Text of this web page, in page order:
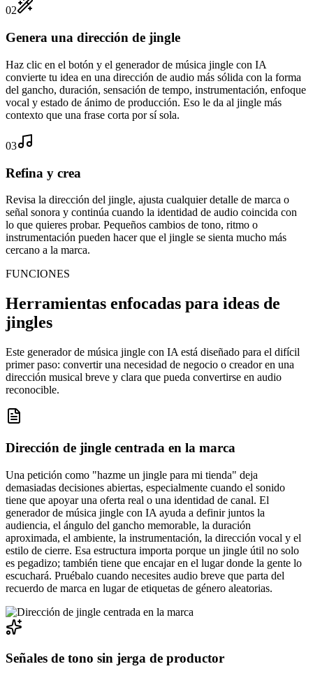
02
Genera una dirección de jingle
Haz clic en el botón y el generador de música jingle con IA
convierte tu idea en una dirección de audio más sólida con la forma
del gancho, duración, sensación de tempo, instrumentación, enfoque
vocal y estado de ánimo de producción. Eso le da al jingle más
contexto que una frase corta por sí sola.
03
Refina y crea
Revisa la dirección del jingle, ajusta cualquier detalle de marca o
señal sonora y continúa cuando la identidad de audio coincida con
lo que quieres probar. Pequeños cambios de tono, ritmo o
instrumentación pueden hacer que el jingle se sienta mucho más
cercano a la marca.
FUNCIONES
Herramientas enfocadas para ideas de
jingles
Este generador de música jingle con IA está diseñado para el difícil
primer paso: convertir una necesidad de negocio o creador en una
dirección musical breve y clara que pueda convertirse en audio
reconocible.
Dirección de jingle centrada en la marca
Una petición como "hazme un jingle para mi tienda" deja
demasiadas decisiones abiertas, especialmente cuando el sonido
tiene que apoyar una oferta real o una identidad de canal. El
generador de música jingle con IA ayuda a definir juntos la
audiencia, el ángulo del gancho memorable, la duración
aproximada, el ambiente, la instrumentación, la dirección vocal y el
estilo de cierre. Esa estructura importa porque un jingle útil no solo
es pegadizo; también tiene que encajar en el lugar donde la gente lo
escuchará. Pruébalo cuando necesites audio breve que parta del
recuerdo de marca en lugar de etiquetas de género aleatorias.
Señales de tono sin jerga de productor